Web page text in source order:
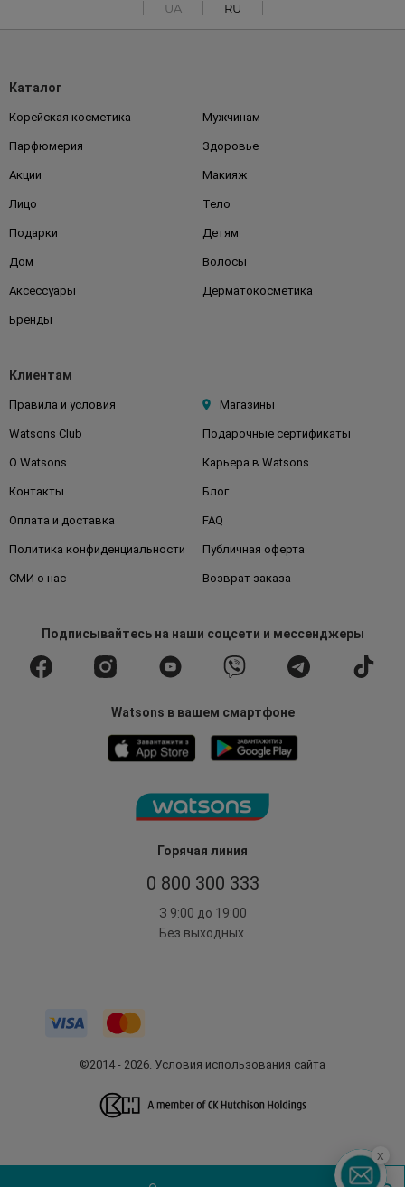
UA RU
Горячая линия
0 800 300 333
З 9:00 до 19:00
Без выходных
Каталог
Корейская косметика Мужчинам
Парфюмерия Здоровье
Акции Макияж
Лицо Тело
Подарки Детям
Дом Волосы
Аксессуары Дерматокосметика
Бренды
Клиентам
Правила и условия Магазины
Watsons Club Подарочные сертификаты
О Watsons Карьера в Watsons
Контакты Блог
Оплата и доставка FAQ
Политика конфиденциальности Публичная оферта
СМИ о нас Возврат заказа
Подписывайтесьна наши соцсети и мессенджеры
Watsons в вашем смартфоне
©2014 - 2026. Условия использования сайта
x